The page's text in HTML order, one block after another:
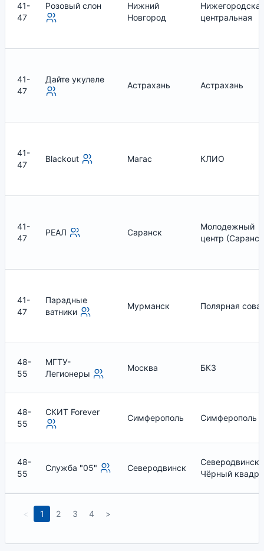
41-
47
Розовый слон
Нижний
Новгород
центральная
41-
47
Дайте укулеле
Астрахань Астрахань
41-
47
Blackout Магас КЛИО
41-
47
РЕАЛ Саранск
Молодежный
центр
41-
47
Парадные
ватники
Мурманск Полярная сова
48-
55
МГТУ-
Легионеры
Москва БКЗ
48-
55
СКИТ Forever
Симферополь Симферополь
48-
55
Служба "05" Северодвинск
Северодвинск:
Чёрный
< 1 2 3 4 >